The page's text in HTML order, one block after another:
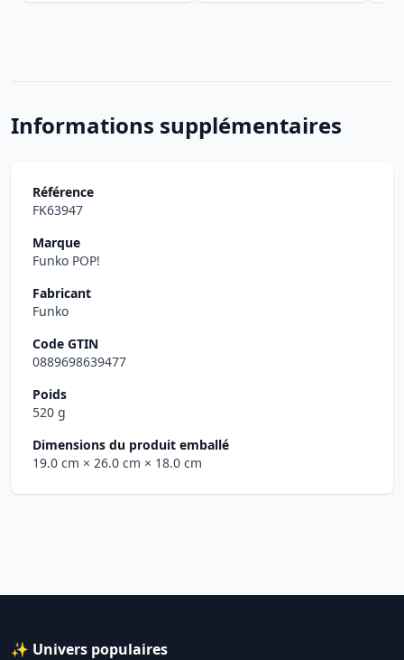
Informations supplémentaires
Référence
FK63947
Marque
Funko POP!
Fabricant
Funko
Code GTIN
0889698639477
Poids
520 g
Dimensions du produit emballé
19.0 cm × 26.0 cm × 18.0 cm
✨ Univers populaires